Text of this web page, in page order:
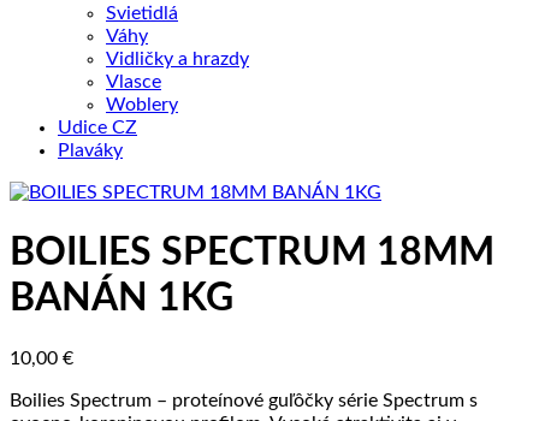
Svietidlá
Váhy
Vidličky a hrazdy
Vlasce
Woblery
Udice CZ
Plaváky
BOILIES SPECTRUM 18MM
BANÁN 1KG
10,00 €
Boilies Spectrum – proteínové guľôčky série Spectrum s